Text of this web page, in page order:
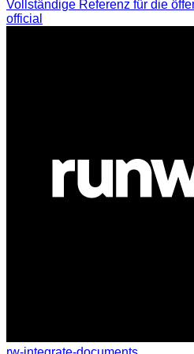
Vollständige Referenz für die
official